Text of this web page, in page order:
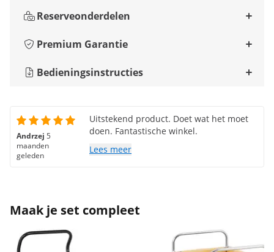
Reserveonderdelen
Premium Garantie
Bedieningsinstructies
Andrzej 5
maanden
geleden
Uitstekend product. Doet wat het moet
doen. Fantastische winkel.
Lees meer
Maak je set compleet